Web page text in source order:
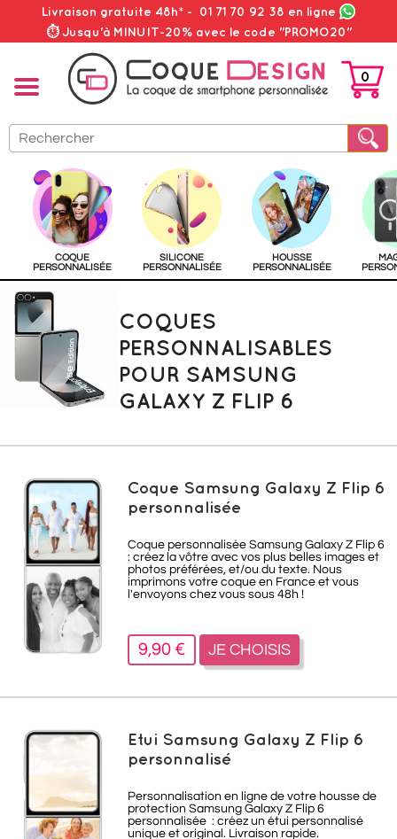
Livraison gratuite 48h* - 01 71 70 92 38 en ligne
⏱ Jusqu'à MINUIT-20% avec le code "PROMO20"
PANIER
0
COQUE
PERSONNALISÉE
SILICONE
PERSONNALISÉE
HOUSSE
PERSONNALISÉE
COQUES
PERSONNALISABLES
POUR SAMSUNG
GALAXY Z FLIP 6
Coque Samsung Galaxy Z Flip 6
personnalisée
Coque personnalisée Samsung Galaxy Z Flip 6
: créez la vôtre avec vos plus belles images et
photos préférées, et/ou du texte. Nous
imprimons votre coque en France et vous
l'envoyons chez vous sous 48h !
9,90 € JE CHOISIS
Etui Samsung Galaxy Z Flip 6
personnalisé
Personnalisation en ligne de votre housse de
protection Samsung Galaxy Z Flip 6
personnalisée : créez un étui personnalisé
unique et original. Livraison rapide.